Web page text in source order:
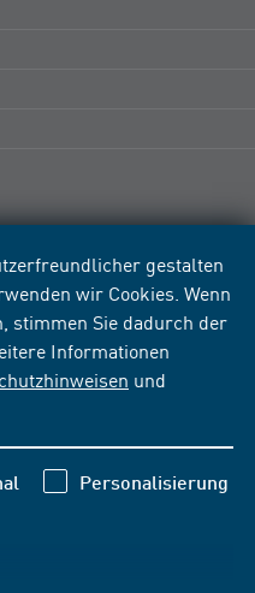
gestalten
wir Cookies. Wenn
stimmen Sie dadurch der
Informationen
und
Personalisierung